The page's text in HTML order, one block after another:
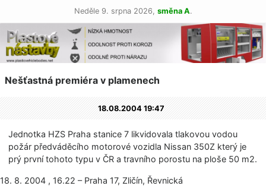
Neděle 9. srpna 2026, směna A.
Nešťastná premiéra v plamenech
18.08.2004 19:47
Jednotka HZS Praha stanice 7 likvidovala tlakovou vodou
požár předváděcího motorové vozidla Nissan 350Z který je
prý první tohoto typu v ČR a travního porostu na ploše 50 m2.
18. 8. 2004 , 16.22 – Praha 17, Zličín, Řevnická